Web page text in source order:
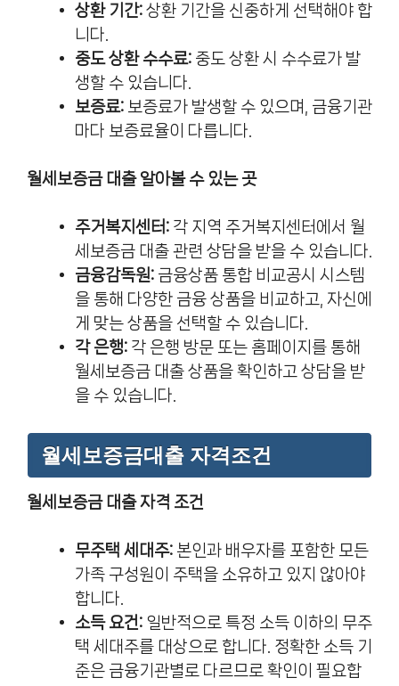
상환 기간: 상환 기간을 신중하게 선택해야 합
니다.
중도 상환 수수료: 중도 상환 시 수수료가 발
생할 수 있습니다.
보증료: 보증료가 발생할 수 있으며, 금융기관
마다 보증료율이 다릅니다.
월세보증금 대출 알아볼 수 있는 곳
주거복지센터: 각 지역 주거복지센터에서 월
세보증금 대출 관련 상담을 받을 수 있습니다.
금융감독원: 금융상품 통합 비교공시 시스템
을 통해 다양한 금융 상품을 비교하고, 자신에
게 맞는 상품을 선택할 수 있습니다.
각 은행: 각 은행 방문 또는 홈페이지를 통해
월세보증금 대출 상품을 확인하고 상담을 받
을 수 있습니다.
월세보증금대출 자격조건
월세보증금 대출 자격 조건
무주택 세대주: 본인과 배우자를 포함한 모든
가족 구성원이 주택을 소유하고 있지 않아야
합니다.
소득 요건: 일반적으로 특정 소득 이하의 무주
택 세대주를 대상으로 합니다. 정확한 소득 기
준은 금융기관별로 다르므로 확인이 필요합